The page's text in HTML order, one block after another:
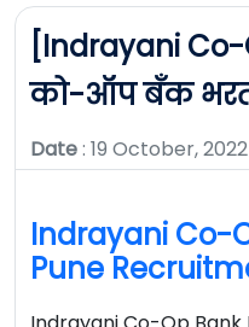
[Indrayani Co-
को-ऑप बँक
Date: 19 October,
Indrayani Co-
Pune